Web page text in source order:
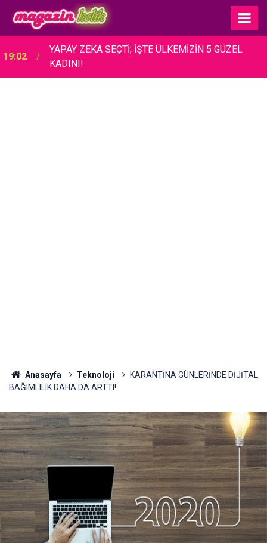
19:02
YAPAY ZEKA SEÇTİ; İŞTE ÜLKEMİZİN 5 GÜZEL
KADINI!
Anasayfa Teknoloji
KARANTİNA GÜNLERİNDE DİJİTAL
BAĞIMLILIK DAHA DA ARTTI!..